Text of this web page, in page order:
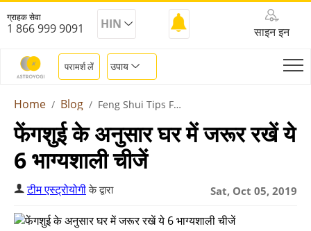
ग्राहक सेवा
1 866 999 9091 HIN
साइन इन
परामर्श लें उपाय
Home Blog Feng Shui Tips For Home
फेंगशुई के अनुसार घर में जरूर रखें ये
6 भाग्यशाली चीजें
Sat, Oct 05, 2019
टीम एस्ट्रोयोगीके द्वारा